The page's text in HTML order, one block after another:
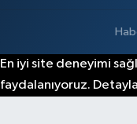
En iyi site deneyimi
faydalanıyoruz.